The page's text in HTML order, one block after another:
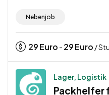
Nebenjob
29Euro - 29Euro /
Lager, Logistik
Packhelfer